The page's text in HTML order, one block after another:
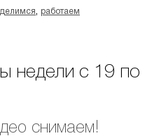
делимся, работаем
недели с 19 по
снимаем!